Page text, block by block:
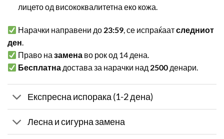
лицето од висококвалитетна еко кожа.
Нарачки направени до 23:59, се испраќаатследниот
ден.
Право назамена во рок од 14 дена.
Бесплатна достава за нарачки над 2500 денари.
Експресна испорака (1-2 дена)
Лесна и сигурна замена